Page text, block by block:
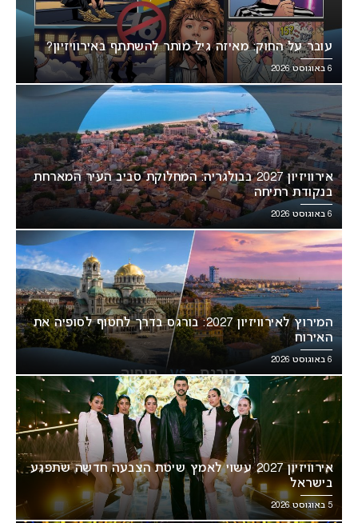
עובר על החוק: מאיזה גיל מותר להשתתף באירוויזיון?
6 באוגוסט 2026
אירוויזיון 2027 בבולגריה: המחלוקת סביב העיר המארחת
בנקודת רתיחה
6 באוגוסט 2026
המירוץ לאירוויזיון 2027: בורגס בדרך לחטוף לסופיה את
האירוח
6 באוגוסט 2026
אירוויזיון 2027 עשוי לאמץ שיטת הצבעה חדשה שתפגע
בישראל
5 באוגוסט 2026